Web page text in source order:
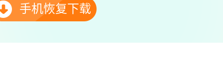
手机恢复下载